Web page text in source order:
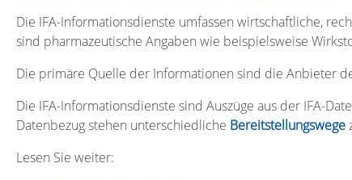
Die IFA-Informationsdienste umfassen wirtschaftliche,
sind pharmazeutische Angaben wie beispielsweise
Die primäre Quelle der Informationen sind die Anbieter
Die IFA-Informationsdienste sind Auszüge aus der IFA-
Datenbezug stehen unterschiedliche Bereitstellungswege
Lesen Sie weiter: